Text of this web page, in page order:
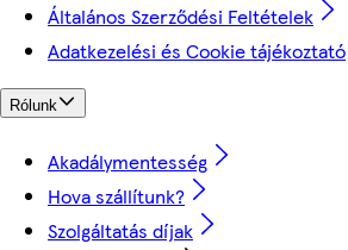
Általános Szerződési Feltételek
Adatkezelési és Cookie tájékoztató
Rólunk
Akadálymentesség
Hova szállítunk?
Szolgáltatás díjak